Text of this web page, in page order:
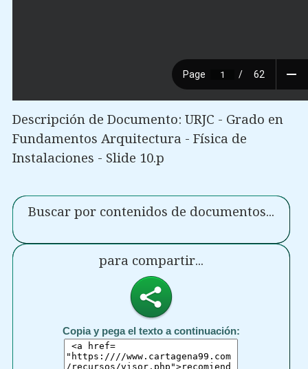
Descripción de Documento: URJC - Grado en
Fundamentos Arquitectura - Física de
Instalaciones - Slide 10.p
Buscar por contenidos de documentos...
para compartir...
Copia y pega el texto a continuación: